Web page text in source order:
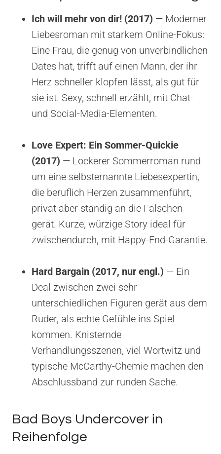
Ich will mehr von dir! (2017) — Moderner
Liebesroman mit starkem Online-Fokus:
Eine Frau, die genug von unverbindlichen
Dates hat, trifft auf einen Mann, der ihr
Herz schneller klopfen lässt, als gut für
sie ist. Sexy, schnell erzählt, mit Chat-
und Social-Media-Elementen.
Love Expert: Ein Sommer-Quickie
(2017) — Lockerer Sommerroman rund
um eine selbsternannte Liebesexpertin,
die beruflich Herzen zusammenführt,
privat aber ständig an die Falschen
gerät. Kurze, würzige Story ideal für
zwischendurch, mit Happy-End-Garantie.
Hard Bargain (2017, nur engl.) — Ein
Deal zwischen zwei sehr
unterschiedlichen Figuren gerät aus dem
Ruder, als echte Gefühle ins Spiel
kommen. Knisternde
Verhandlungsszenen, viel Wortwitz und
typische McCarthy-Chemie machen den
Abschlussband zur runden Sache.
Bad Boys Undercover in
Reihenfolge